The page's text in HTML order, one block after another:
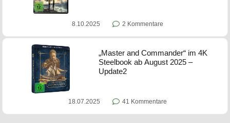
8.10.2025 2 Kommentare
„Master and Commander“ im 4K
Steelbook ab August 2025 –
Update2
18.07.2025 41 Kommentare